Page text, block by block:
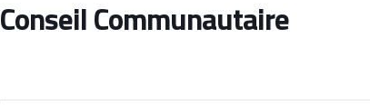
Conseil Communautaire